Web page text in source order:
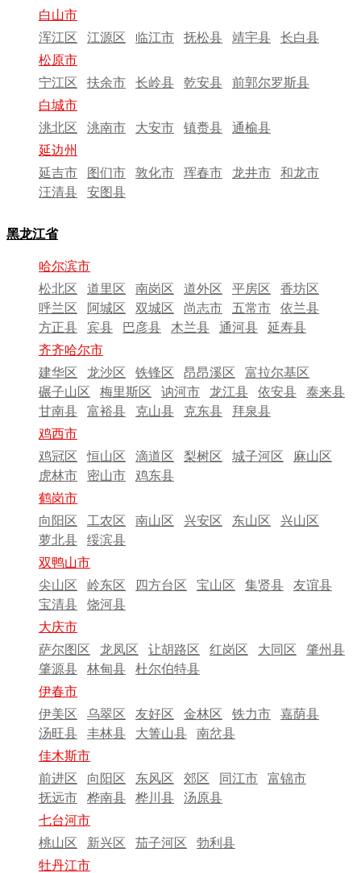
白山市
浑江区
江源区 临江市 抚松县 靖宇县
长白县
松原市
宁江区
扶余市 长岭县 乾安县
前郭尔罗斯县
白城市
洮北区
洮南市 大安市 镇赉县
通榆县
延边州
延吉市
图们市 敦化市 珲春市 龙井市
和龙市
汪清县
安图县
黑龙江省
哈尔滨市
松北区
道里区 南岗区 道外区 平房区
香坊区
呼兰区
阿城区 双城区 尚志市 五常市
依兰县
方正县
宾县 巴彦县 木兰县 通河县
延寿县
齐齐哈尔市
建华区
龙沙区 铁锋区 昂昂溪区
富拉尔基区
碾子山区
梅里斯区 讷河市 龙江县 依安县
泰来县
甘南县
富裕县 克山县 克东县
拜泉县
鸡西市
鸡冠区
恒山区 滴道区 梨树区 城子河区
麻山区
虎林市
密山市
鸡东县
鹤岗市
向阳区
工农区 南山区 兴安区 东山区
兴山区
萝北县
绥滨县
双鸭山市
尖山区
岭东区 四方台区 宝山区 集贤县
友谊县
宝清县
饶河县
大庆市
萨尔图区
龙凤区 让胡路区 红岗区 大同区
肇州县
肇源县
林甸县
杜尔伯特县
伊春市
伊美区
乌翠区 友好区 金林区 铁力市
嘉荫县
汤旺县
丰林县 大箐山县
南岔县
佳木斯市
前进区
向阳区 东风区 郊区 同江市
富锦市
抚远市
桦南县 桦川县
汤原县
七台河市
桃山区
新兴区 茄子河区
勃利县
牡丹江市